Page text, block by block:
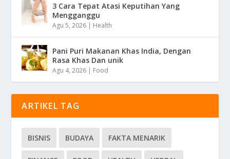
3 Cara Tepat Atasi Keputihan Yang
Mengganggu
Agu 5, 2026 | Health
Pani Puri Makanan Khas India, Dengan
Rasa Khas Dan unik
Agu 4, 2026 | Food
ARTIKEL TAG
BISNIS BUDAYA FAKTA MENARIK